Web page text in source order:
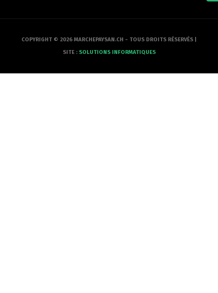
COPYRIGHT © 2026 MARCHEPAYSAN.CH - TOUS DROITS RÉSERVÉS |
SITE : SOLUTIONS INFORMATIQUES